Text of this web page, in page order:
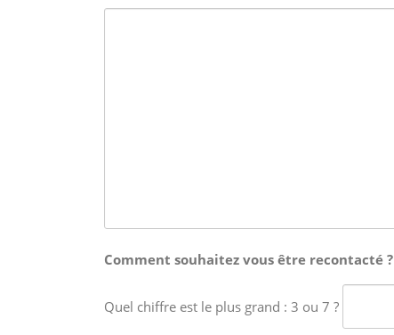
Comment souhaitez vous être recontacté ?
Quel chiffre est le plus grand : 3 ou 7 ?